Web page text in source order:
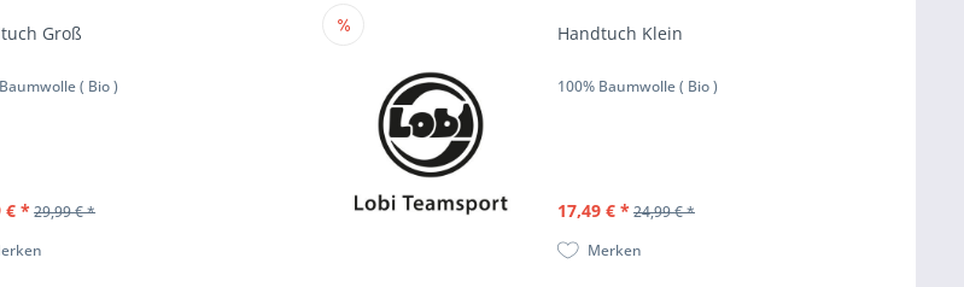
Groß
( Bio )
€ * 29,99 € *
Handtuch Klein
100% Baumwolle ( Bio )
17,49 € * 24,99 € *
Merken